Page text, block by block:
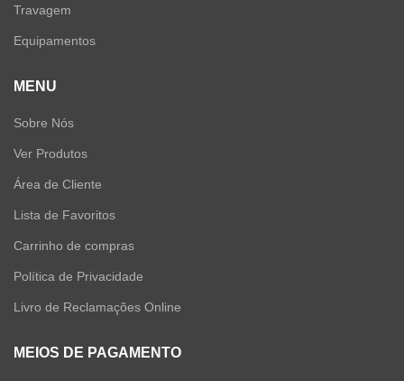
Travagem
Equipamentos
MENU
Sobre Nós
Ver Produtos
Área de Cliente
Lista de Favoritos
Carrinho de compras
Política de Privacidade
Livro de Reclamações Online
MEIOS DE PAGAMENTO